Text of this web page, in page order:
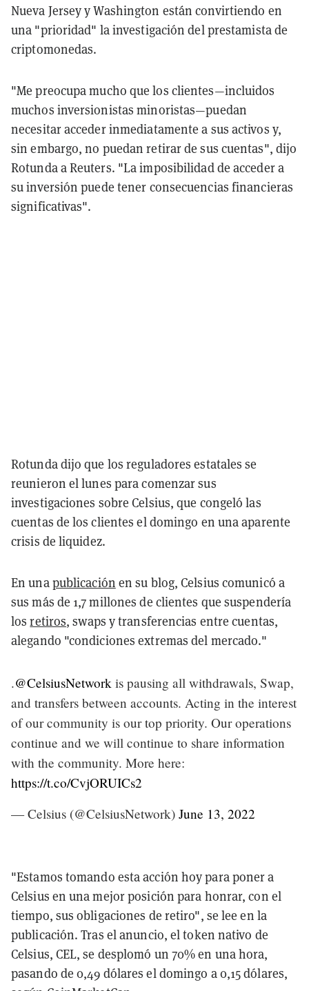
Nueva Jersey y Washington están convirtiendo en
una "prioridad" la investigación del prestamista de
criptomonedas.
"Me preocupa mucho que los clientes—incluidos
muchos inversionistas minoristas—puedan
necesitar acceder inmediatamente a sus activos y,
sin embargo, no puedan retirar de sus cuentas", dijo
Rotunda a Reuters. "La imposibilidad de acceder a
su inversión puede tener consecuencias financieras
significativas".
Rotunda dijo que los reguladores estatales se
reunieron el lunes para comenzar sus
investigaciones sobre Celsius, que congeló las
cuentas de los clientes el domingo en una aparente
crisis de liquidez.
En unapublicación en su blog, Celsius comunicó a
sus más de 1,7 millones de clientes que suspendería
losretiros, swaps y transferencias entre cuentas,
alegando "condiciones extremas del mercado."
.@CelsiusNetwork is pausing all withdrawals, Swap,
and transfers between accounts. Acting in the interest
of our community is our top priority. Our operations
continue and we will continue to share information
with the community. More here:
https://t.co/CvjORUICs2
— Celsius (@CelsiusNetwork) June 13, 2022
"Estamos tomando esta acción hoy para poner a
Celsius en una mejor posición para honrar, con el
tiempo, sus obligaciones de retiro", se lee en la
publicación. Tras el anuncio, el token nativo de
Celsius, CEL, se desplomó un 70% en una hora,
pasando de 0,49 dólares el domingo a 0,15 dólares,